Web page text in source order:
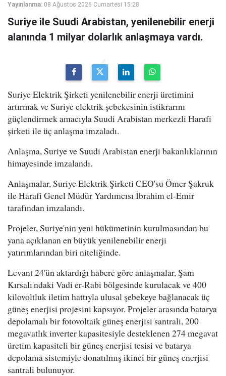
Yayınlanma: 08 Ağustos 2026 Cumartesi 15:28
Suriye ile Suudi Arabistan, yenilenebilir enerji
alanında 1 milyar dolarlık anlaşmaya vardı.
Suriye Elektrik Şirketi yenilenebilir enerji üretimini
artırmak ve Suriye elektrik şebekesinin istikrarını
güçlendirmek amacıyla Suudi Arabistan merkezli Harafi
şirketi ile üç anlaşma imzaladı.
Anlaşma, Suriye ve Suudi Arabistan enerji bakanlıklarının
himayesinde imzalandı.
Anlaşmalar, Suriye Elektrik Şirketi CEO'su Ömer Şakruk
ile Harafi Genel Müdür Yardımcısı İbrahim el-Emir
tarafından imzalandı.
Projeler, Suriye'nin yeni hükümetinin kurulmasından bu
yana açıklanan en büyük yenilenebilir enerji
yatırımlarından biri niteliğinde.
Levant 24'ün aktardığı habere göre anlaşmalar, Şam
Kırsalı'ndaki Vadi er-Rabi bölgesinde kurulacak ve 400
kilovoltluk iletim hattıyla ulusal şebekeye bağlanacak üç
güneş enerjisi projesini kapsıyor. Projeler arasında batarya
depolamalı bir fotovoltaik güneş enerjisi santrali, 200
megavatlık inverter kapasitesiyle desteklenen 274 megavat
üretim kapasiteli bir güneş enerjisi tesisi ve batarya
depolama sistemiyle donatılmış ikinci bir güneş enerjisi
santrali bulunuyor.